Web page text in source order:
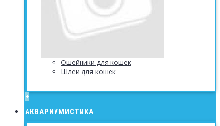
Ошейники для кошек
Шлеи для кошек
+
АКВАРИУМИСТИКА